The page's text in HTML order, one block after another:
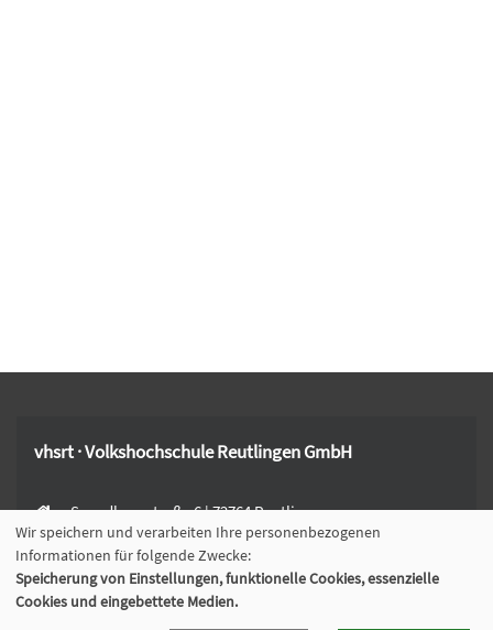
vhsrt · Volkshochschule Reutlingen GmbH
Spendhausstraße 6 | 72764 Reutlingen
+49 7121 336-0
+49 7121 336-222
info@vhsrt.de
Wir speichern und verarbeiten Ihre personenbezogenen
Informationen für folgende Zwecke:
Speicherung von Einstellungen, funktionelle Cookies, essenzielle
Cookies und eingebettete Medien.